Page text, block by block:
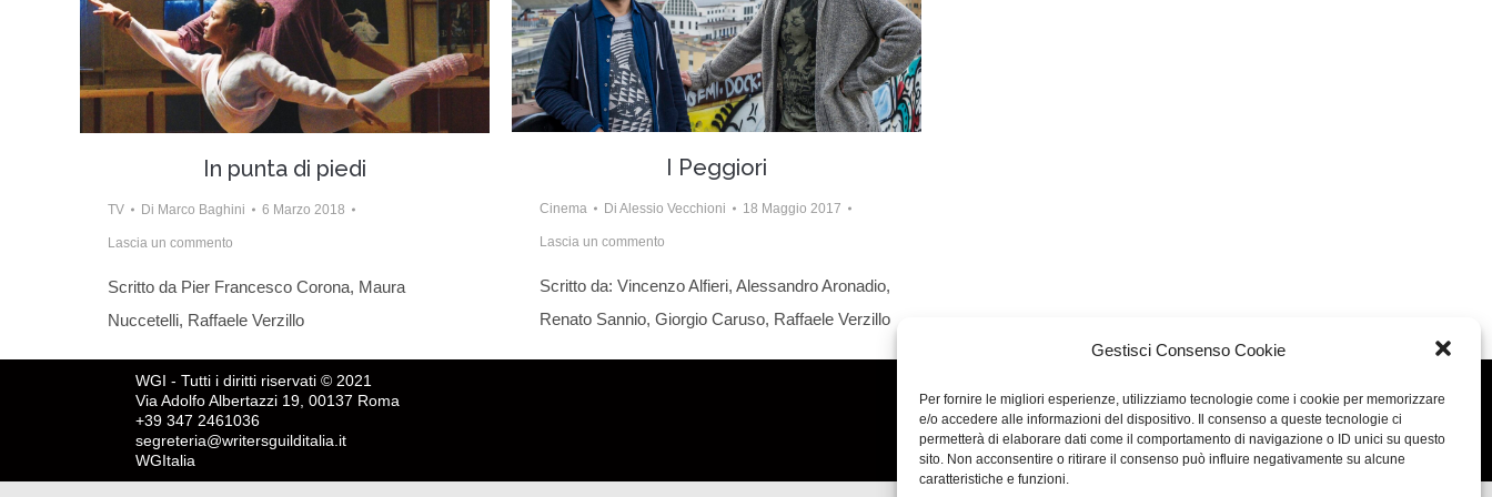
Gestisci Consenso Cookie
Per fornire le migliori esperienze, utilizziamo tecnologie come i cookie per memorizzare
e/o accedere alle informazioni del dispositivo. Il consenso a queste tecnologie ci
permetterà di elaborare dati come il comportamento di navigazione o ID unici su questo
sito. Non acconsentire o ritirare il consenso può influire negativamente su alcune
caratteristiche e funzioni.
In punta di piedi
TV Di Marco Baghini 6 Marzo 2018
Lascia un commento
Scritto da Pier Francesco Corona, Maura
Nuccetelli, Raffaele Verzillo
I Peggiori
Cinema Di Alessio Vecchioni 18 Maggio 2017
Lascia un commento
Scritto da: Vincenzo Alfieri, Alessandro Aronadio,
Renato Sannio, Giorgio Caruso, Raffaele Verzillo
WGI - Tutti i diritti riservati © 2021
Via Adolfo Albertazzi 19, 00137 Roma
+39 347 2461036
segreteria@writersguilditalia.it
WGItalia
Concept: Annamaria De Paola - Realizzazione: AF
Cookie & Privacy Policy